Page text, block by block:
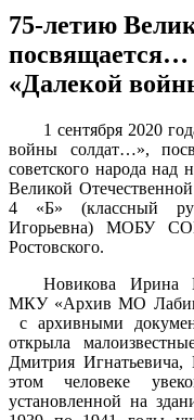
75-летию
«Далекой
1 сентября 2020
войны солдат…»,
советского народа над
Великой
4 «Б» (классный
Игорьевна) МОБУ
Ростовского.
Новикова Ирина
МКУ «Архив МО
с архивными
открыла
Дмитрия
этом человеке
установленной на